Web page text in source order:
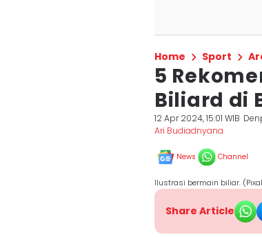
Home Sport
5
Biliard di
12 Apr 2024, 15:01 WIB
Ari Budiadnyana
News Channel
Ilustrasi bermain biliar.
Share Article